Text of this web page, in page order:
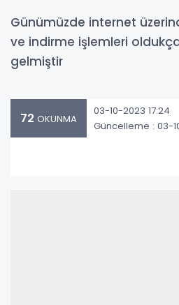
Günümüzde internet
ve indirme işlemleri
gelmiştir
72 OKUNMA
03-10-2023 17:24
Güncelleme : 03-